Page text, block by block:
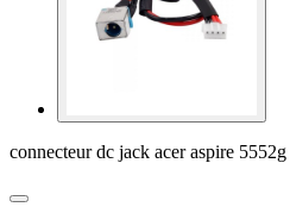
connecteur dc jack acer aspire